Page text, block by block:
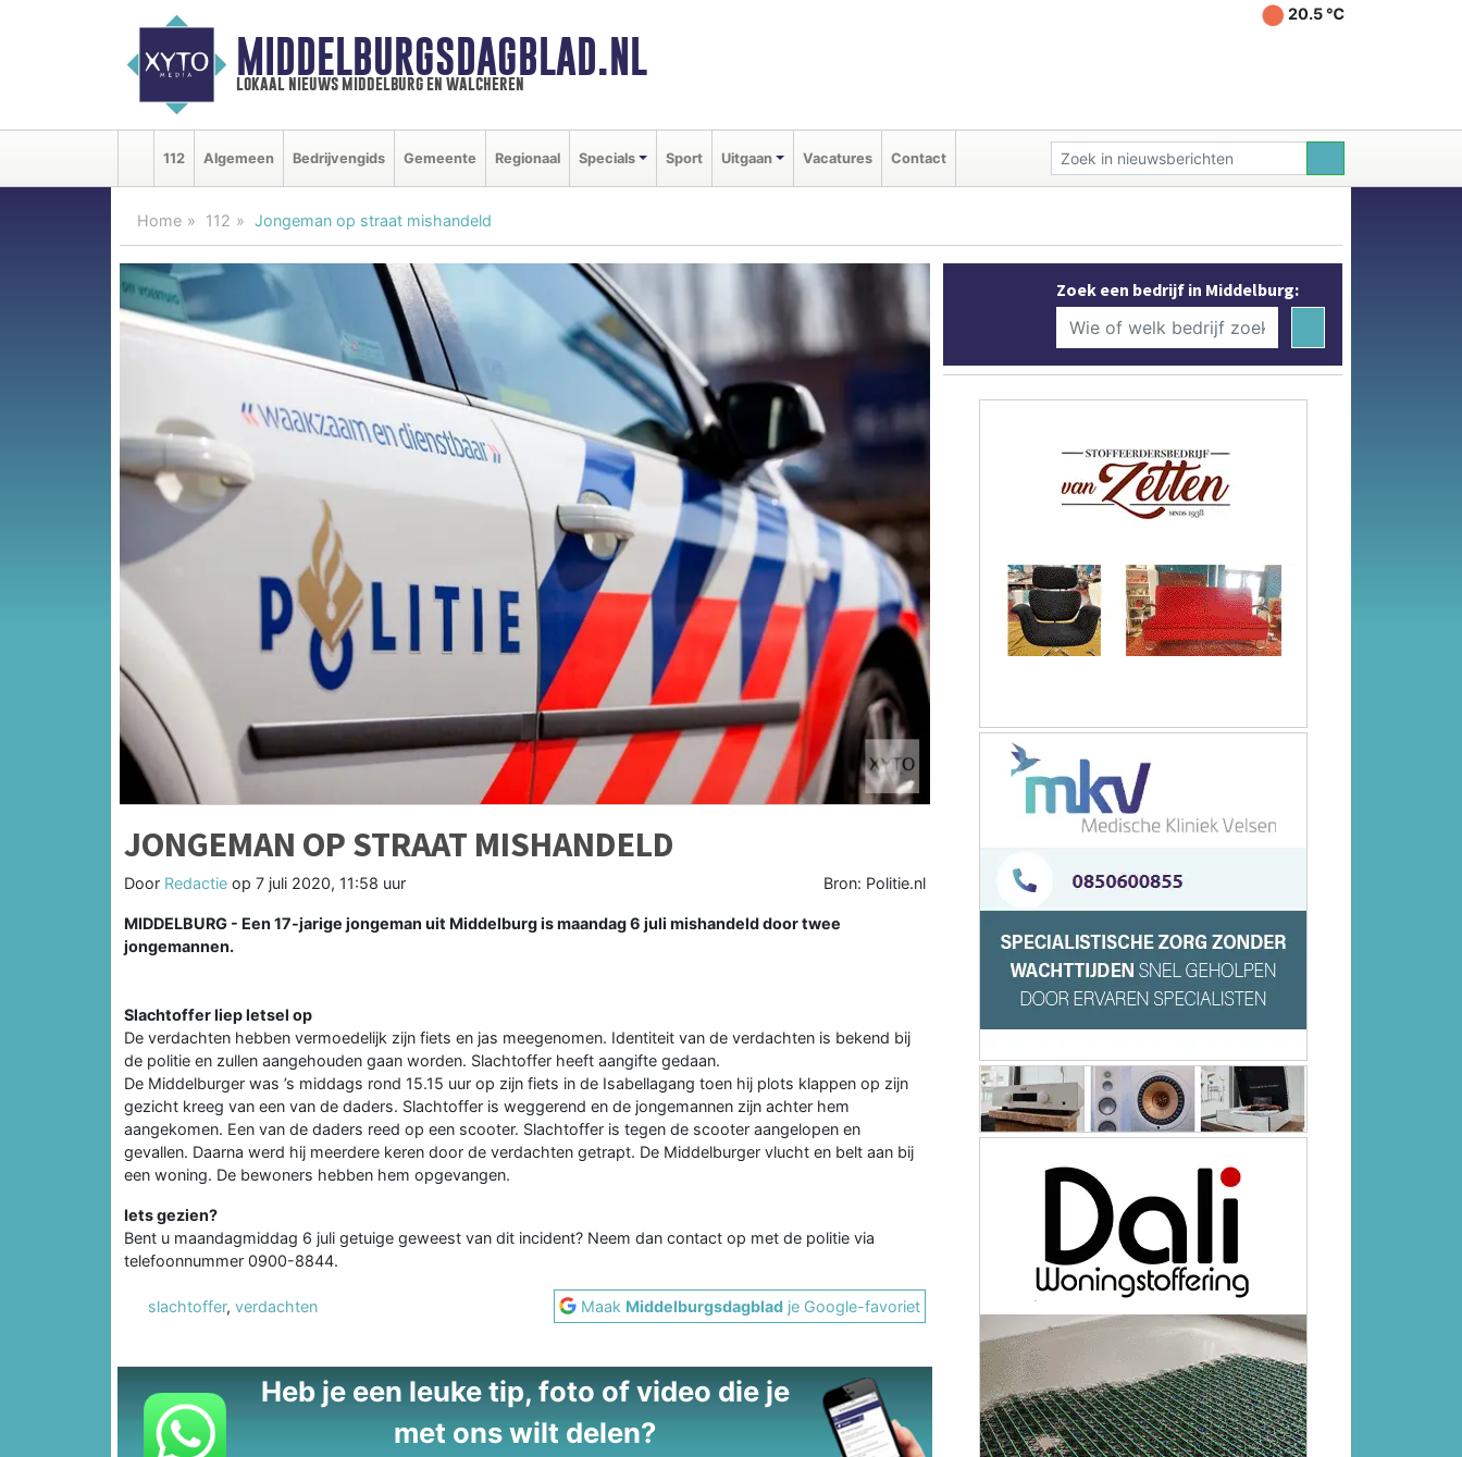
MIDDELBURGSDAGBLAD.NL
lokaal nieuws middelburg en walcheren
20.5 ℃
112 Algemeen Bedrijvengids Gemeente Regionaal Specials Sport Uitgaan Vacatures Contact
Home 112 Jongeman op straat mishandeld
JONGEMAN OP STRAAT MISHANDELD
Door Redactie op 7 juli 2020, 11:58 uur Bron: Politie.nl
MIDDELBURG - Een 17-jarige jongeman uit Middelburg is maandag 6 juli mishandeld door twee
jongemannen.
Slachtoffer liep letsel op
De verdachten hebben vermoedelijk zijn fiets en jas meegenomen. Identiteit van de verdachten is bekend bij
de politie en zullen aangehouden gaan worden. Slachtoffer heeft aangifte gedaan.
De Middelburger was ’s middags rond 15.15 uur op zijn fiets in de Isabellagang toen hij plots klappen op zijn
gezicht kreeg van een van de daders. Slachtoffer is weggerend en de jongemannen zijn achter hem
aangekomen. Een van de daders reed op een scooter. Slachtoffer is tegen de scooter aangelopen en
gevallen. Daarna werd hij meerdere keren door de verdachten getrapt. De Middelburger vlucht en belt aan bij
een woning. De bewoners hebben hem opgevangen.
Iets gezien?
Bent u maandagmiddag 6 juli getuige geweest van dit incident? Neem dan contact op met de politie via
telefoonnummer 0900-8844.
slachtoffer, verdachten Maak Middelburgsdagblad je Google-favoriet
Heb je een leuke tip, foto of video die je
met ons wilt delen?
Zoek een bedrijf in Middelburg: